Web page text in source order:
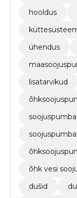
hooldus
ühendus
lisatarvikud
õhk vesi
dušid